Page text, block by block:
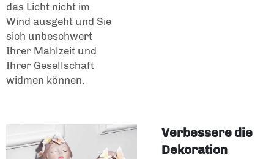
das Licht nicht im
Wind ausgeht und Sie
sich unbeschwert
Ihrer Mahlzeit und
Ihrer Gesellschaft
widmen können.
Verbessere die
Dekoration